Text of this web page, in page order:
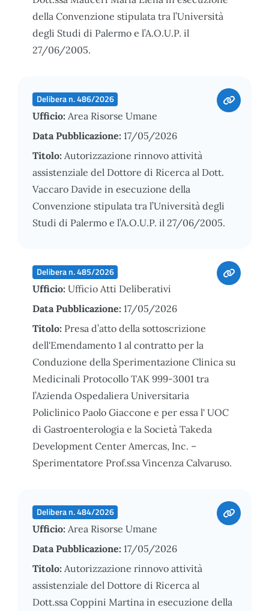
della Convenzione stipulata tra l’Università
degli Studi di Palermo e l’A.O.U.P. il
27/06/2005.
Delibera n. 486/2026
Ufficio: Area Risorse Umane
Data Pubblicazione: 17/05/2026
Titolo: Autorizzazione rinnovo attività
assistenziale del Dottore di Ricerca al Dott.
Vaccaro Davide in esecuzione della
Convenzione stipulata tra l’Università degli
Studi di Palermo e l’A.O.U.P. il 27/06/2005.
Delibera n. 485/2026
Ufficio: Ufficio Atti Deliberativi
Data Pubblicazione: 17/05/2026
Titolo: Presa d’atto della sottoscrizione
dell'Emendamento 1 al contratto per la
Conduzione della Sperimentazione Clinica su
Medicinali Protocollo TAK 999-3001 tra
l’Azienda Ospedaliera Universitaria
Policlinico Paolo Giaccone e per essa l' UOC
di Gastroenterologia e la Società Takeda
Development Center Amercas, Inc. –
Sperimentatore Prof.ssa Vincenza Calvaruso.
Delibera n. 484/2026
Ufficio: Area Risorse Umane
Data Pubblicazione: 17/05/2026
Titolo: Autorizzazione rinnovo attività
assistenziale del Dottore di Ricerca al
Dott.ssa Coppini Martina in esecuzione della